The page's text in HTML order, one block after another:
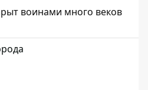
воинами много веков